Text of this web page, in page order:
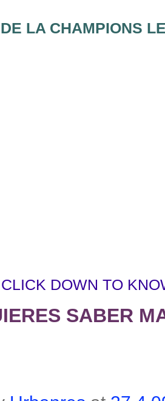
LA CHAMPIONS
CLICK DOWN TO
SABER